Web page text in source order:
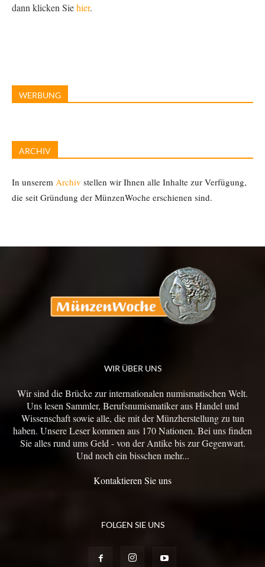
dann klicken Siehier.
WERBUNG
ARCHIV
In unserem Archiv stellen wir Ihnen alle Inhalte zur Verfügung,
die seit Gründung der MünzenWoche erschienen sind.
WIR ÜBER UNS
Wir sind die Brücke zur internationalen numismatischen Welt.
Uns lesen Sammler, Berufsnumismatiker aus Handel und
Wissenschaft sowie alle, die mit der Münzherstellung zu tun
haben. Unsere Leser kommen aus 170 Nationen. Bei uns finden
Sie alles rund ums Geld - von der Antike bis zur Gegenwart.
Und noch ein bisschen mehr...
Kontaktieren Sie uns
FOLGEN SIE UNS